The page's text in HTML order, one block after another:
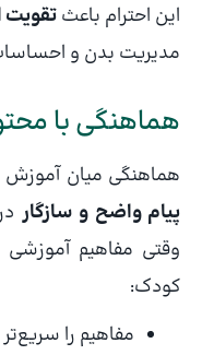
این احترام باعثتقویت
مدیریت بدن و
هماهنگی با
هماهنگی میان آموزش
پیام واضح و سازگار
وقتی مفاهیم
کودک:
مفاهیم را